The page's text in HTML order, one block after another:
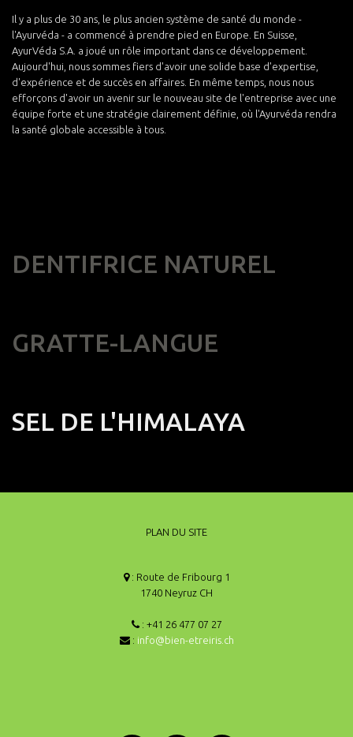
Il y a plus de 30 ans, le plus ancien système de santé du monde -
l'Ayurvéda - a commencé à prendre pied en Europe. En Suisse,
AyurVéda S.A. a joué un rôle important dans ce développement.
Aujourd'hui, nous sommes fiers d'avoir une solide base d'expertise,
d'expérience et de succès en affaires. En même temps, nous nous
efforçons d'avoir un avenir sur le nouveau site de l'entreprise avec une
équipe forte et une stratégie clairement définie, où l'Ayurvéda rendra
la santé globale accessible à tous.
DENTIFRICE NATUREL
GRATTE-LANGUE
SEL DE L'HIMALAYA
PLAN DU SITE
: Route de Fribourg 1
1740 Neyruz CH
: +41 26 477 07 27
: info@bien-etreiris.ch